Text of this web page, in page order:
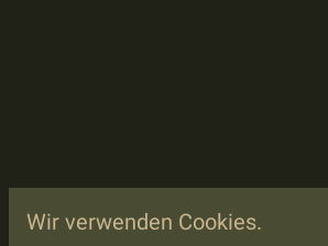
Wir verwenden Cookies.